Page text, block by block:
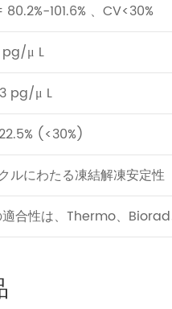
101.6% 、CV<30%
pg/μ L
pg/μ L
(<30%)
ルにわたる凍結解凍安定性
合性は、Thermo、Biorad